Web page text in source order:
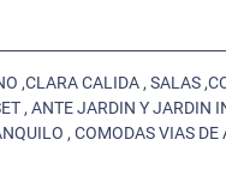
,CLARA CALIDA , SALAS
, ANTE JARDIN Y JARDIN
, COMODAS VIAS DE